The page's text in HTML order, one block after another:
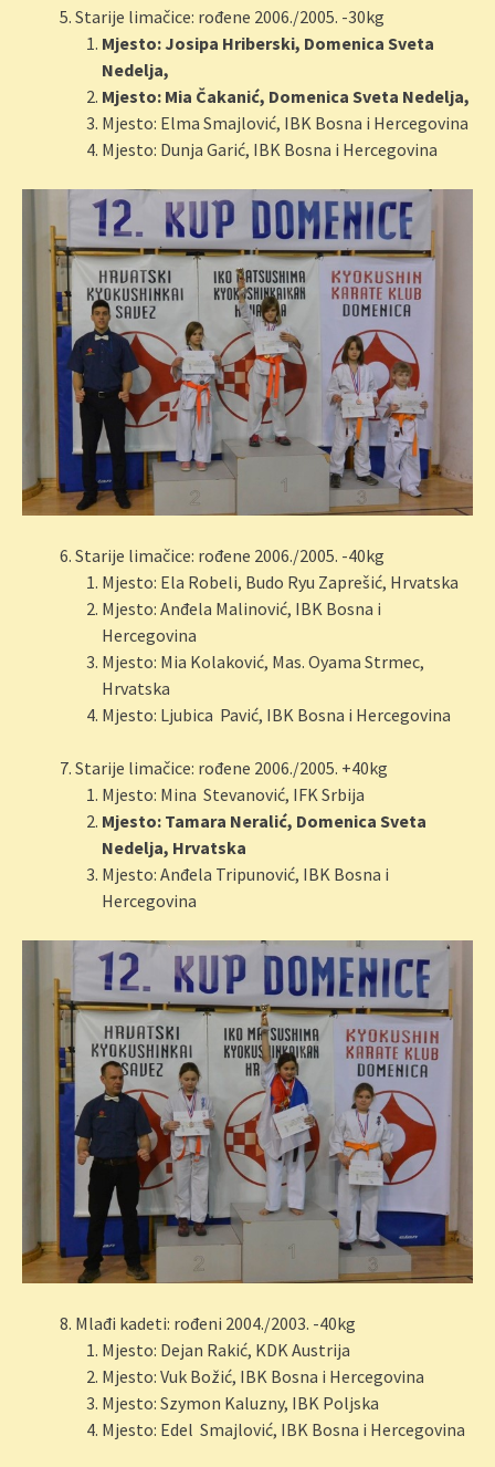
Starije limačice: rođene 2006./2005. -30kg
Mjesto: Josipa Hriberski, Domenica Sveta
Nedelja,
Mjesto: Mia Čakanić, Domenica Sveta Nedelja,
Mjesto: Elma Smajlović, IBK Bosna i Hercegovina
Mjesto: Dunja Garić, IBK Bosna i Hercegovina
Starije limačice: rođene 2006./2005. -40kg
Mjesto: Ela Robeli, Budo Ryu Zaprešić, Hrvatska
Mjesto: Anđela Malinović, IBK Bosna i
Hercegovina
Mjesto: Mia Kolaković, Mas. Oyama Strmec,
Hrvatska
Mjesto: Ljubica Pavić, IBK Bosna i Hercegovina
Starije limačice: rođene 2006./2005. +40kg
Mjesto: Mina Stevanović, IFK Srbija
Mjesto: Tamara Neralić, Domenica Sveta
Nedelja, Hrvatska
Mjesto: Anđela Tripunović, IBK Bosna i
Hercegovina
Mlađi kadeti: rođeni 2004./2003. -40kg
Mjesto: Dejan Rakić, KDK Austrija
Mjesto: Vuk Božić, IBK Bosna i Hercegovina
Mjesto: Szymon Kaluzny, IBK Poljska
Mjesto: Edel Smajlović, IBK Bosna i Hercegovina